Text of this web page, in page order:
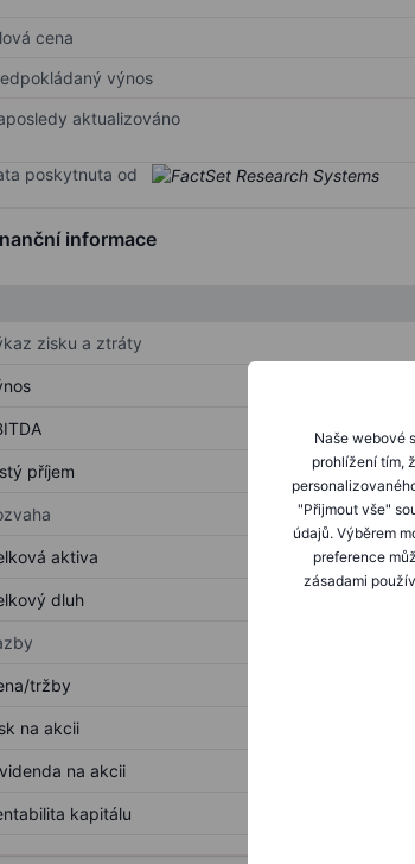
Naše webové
prohlížení tím,
"Přijmout vše"
údajů. Výběrem
preference
zásadami
cena
výnos
aktualizováno
poskytnuta od
informace
zisku a ztráty
příjem
aktiva
dluh
tržby
na akcii
na akcii
kapitálu